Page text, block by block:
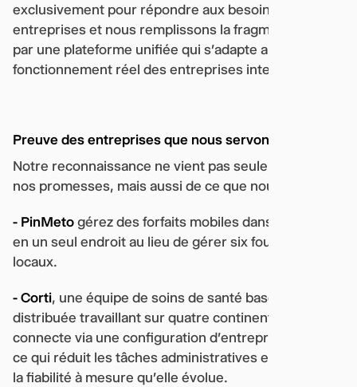
exclusivement pour répondre aux besoins des
entreprises et nous remplissons la fragmentation
par une plateforme unifiée qui s'adapte au mode de
fonctionnement réel des entreprises internationales.
Preuve des entreprises que nous servons
Notre reconnaissance ne vient pas seulement de
nos promesses, mais aussi de ce que nous offrons :
- PinMeto gérez des forfaits mobiles dans six pays
en un seul endroit au lieu de gérer six fournisseurs
locaux.
- Corti, une équipe de soins de santé basée sur l'IA
distribuée travaillant sur quatre continents se
connecte via une configuration d'entreprise unique,
ce qui réduit les tâches administratives et augmente
la fiabilité à mesure qu'elle évolue.